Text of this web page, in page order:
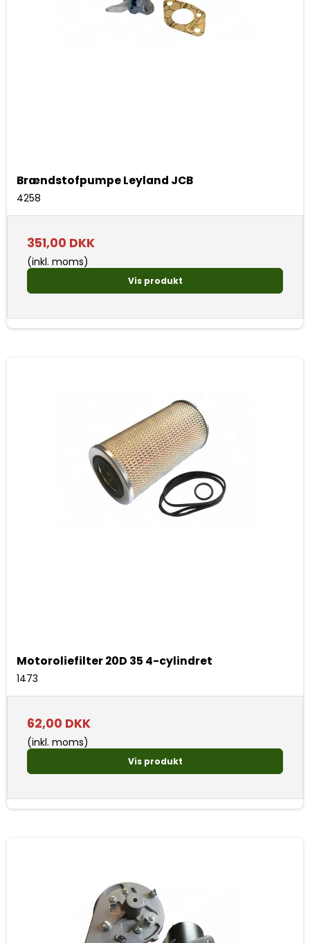
Brændstofpumpe Leyland JCB
4258
351,00 DKK
(inkl. moms)
Vis produkt
Motoroliefilter 20D 35 4-cylindret
1473
62,00 DKK
(inkl. moms)
Vis produkt